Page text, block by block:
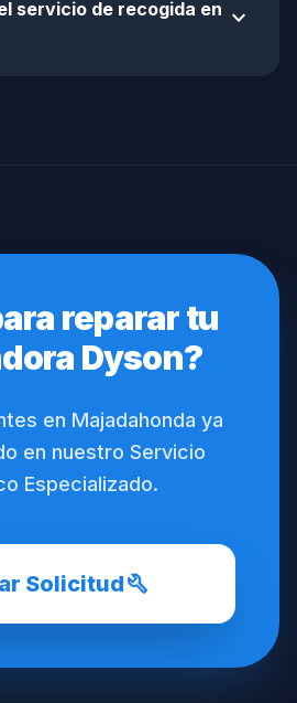
servicio de recogida en expand_more
reparar tu
Dyson?
en Majadahonda ya
en nuestro Servicio
Especializado.
Solicitudbuild